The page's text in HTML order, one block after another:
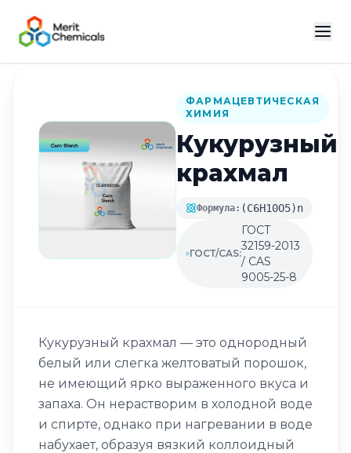
Назад в каталог
ФАРМАЦЕВТИЧЕСКАЯ
ХИМИЯ
Кукурузный
крахмал
Формула: (C6H10O5)n
ГОСТ/CAS:
ГОСТ
32159-2013
/ CAS
9005-25-8
Кукурузный крахмал — это однородный
белый или слегка желтоватый порошок,
не имеющий ярко выраженного вкуса и
запаха. Он нерастворим в холодной воде
и спирте, однако при нагревании в воде
набухает, образуя вязкий коллоидный